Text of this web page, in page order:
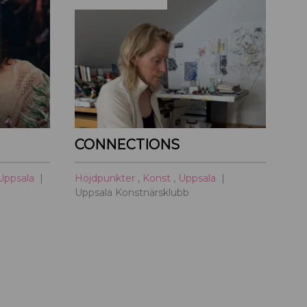
t
t
l
CONNECTIONS
Höjdpunkter , Konst , Uppsala
Uppsala Konstnärsklubb